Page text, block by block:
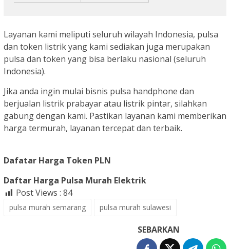
Layanan kami meliputi seluruh wilayah Indonesia, pulsa
dan token listrik yang kami sediakan juga merupakan
pulsa dan token yang bisa berlaku nasional (seluruh
Indonesia).
Jika anda ingin mulai bisnis pulsa handphone dan
berjualan listrik prabayar atau listrik pintar, silahkan
gabung dengan kami. Pastikan layanan kami memberikan
harga termurah, layanan tercepat dan terbaik.
Dafatar Harga Token PLN
Daftar Harga Pulsa Murah Elektrik
Post Views : 84
pulsa murah semarang pulsa murah sulawesi
SEBARKAN